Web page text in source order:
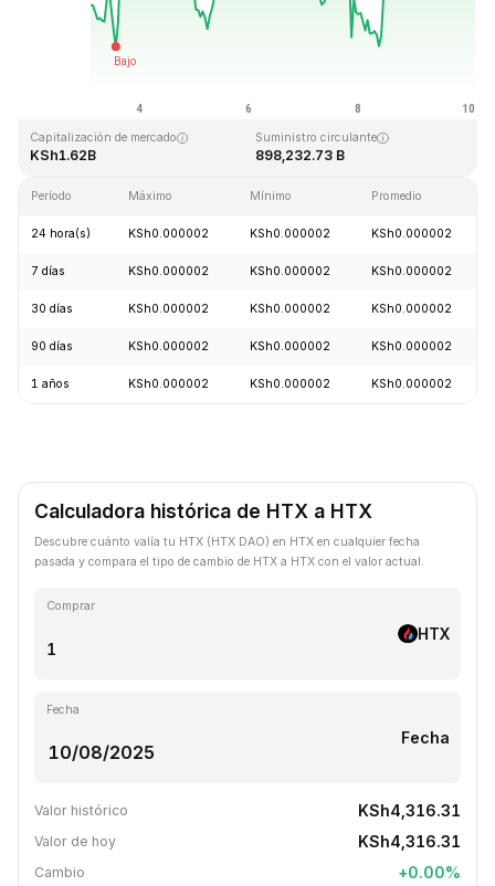
Última actualización: 2026-08-10, 03:07 GMT+0
Capitalización de mercado
KSh1.62B
Suministro circulante
898,232.73 B
Período Máximo Mínimo Promedio
24 hora(s) KSh0.000002 KSh0.000002 KSh0.000002
7 días KSh0.000002 KSh0.000002 KSh0.000002
30 días KSh0.000002 KSh0.000002 KSh0.000002
90 días KSh0.000002 KSh0.000002 KSh0.000002
1 años KSh0.000002 KSh0.000002 KSh0.000002
Calculadora histórica de HTX a HTX
Descubre cuánto valía tu HTX (HTX DAO) en HTX en cualquier fecha
pasada y compara el tipo de cambio de HTX a HTX con el valor actual.
Comprar
HTX
Fecha
Fecha
Valor histórico KSh4,316.31
Valor de hoy KSh4,316.31
Cambio +0.00%